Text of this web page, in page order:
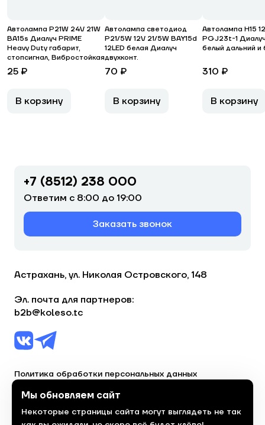
Автолампа P21W 24V 21W
BA15s Диалуч PRIME
Heavy Duty габарит,
стопсигнал, Вибростойкая
25 ₽
В корзину
Автолампа светодиод
P21/5W 12V 21/5W ВАY15d
12LED белая Диалуч
двухконт.
70 ₽
В корзину
Автолампа H15
PGJ23t-1
белый дальний и
310 ₽
В корзину
+7 (8512) 238 000
Ответим с 8:00 до 19:00
Заказать звонок
Астрахань, ул. Николая Островского, 148
Эл. почта для партнеров:
b2b@koleso.tc
Политика обработки персональных данных
© 2023, торгово-сервисная сеть «Колесо»
Мы обновляем сайт
Некоторые страницы сайта могут выглядеть не так